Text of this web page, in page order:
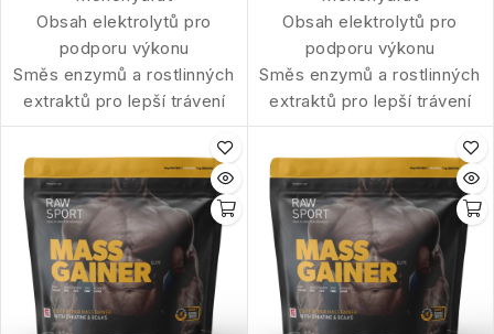
Obsah elektrolytů pro
podporu výkonu
Směs enzymů a rostlinných
extraktů pro lepší trávení
Obsah elektrolytů pro
podporu výkonu
Směs enzymů a rostlinných
extraktů pro lepší trávení